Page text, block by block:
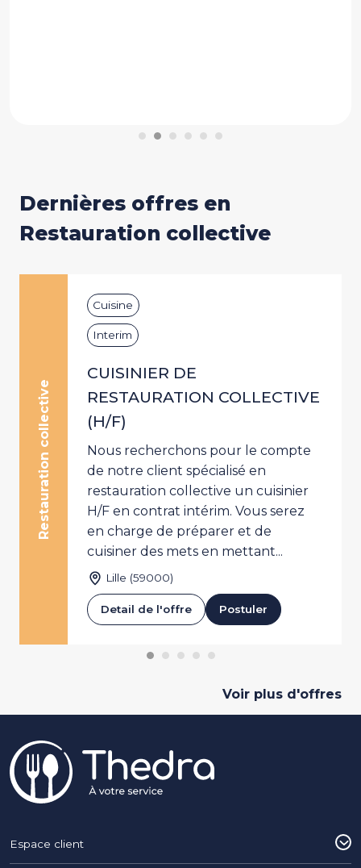
Dernières offres en
Restauration collective
Restauration collective
Cuisine
Interim
CUISINIER DE
RESTAURATION COLLECTIVE
(H/F)
Nous recherchons pour le compte
de notre client spécialisé en
restauration collective un cuisinier
H/F en contrat intérim. Vous serez
en charge de préparer et de
cuisiner des mets en mettant...
Lille (59000)
Detail de l'offre Postuler
Voir plus d'offres
Espace client